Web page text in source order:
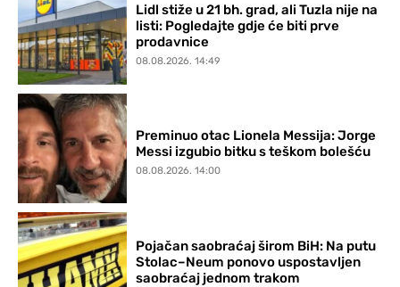
Lidl stiže u 21 bh. grad, ali Tuzla nije na
listi: Pogledajte gdje će biti prve
prodavnice
08.08.2026. 14:49
Preminuo otac Lionela Messija: Jorge
Messi izgubio bitku s teškom bolešću
08.08.2026. 14:00
Pojačan saobraćaj širom BiH: Na putu
Stolac–Neum ponovo uspostavljen
saobraćaj jednom trakom